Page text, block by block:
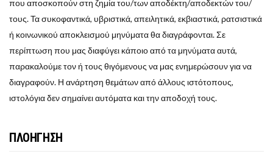
που αποσκοπούν στη ζημία του/των αποδέκτη/αποδεκτών του/
τους. Τα συκοφαντικά, υβριστικά, απειλητικά, εκβιαστικά, ρατσιστικά
ή κοινωνικού αποκλεισμού μηνύματα θα διαγράφονται. Σε
περίπτωση που μας διαφύγει κάποιο από τα μηνύματα αυτά,
παρακαλούμε τον ή τους θιγόμενους να μας ενημερώσουν για να
διαγραφούν. Η ανάρτηση θεμάτων από άλλους ιστότοπους,
ιστολόγια δεν σημαίνει αυτόματα και την αποδοχή τους.
ΠΛΟΗΓΗΣΗ